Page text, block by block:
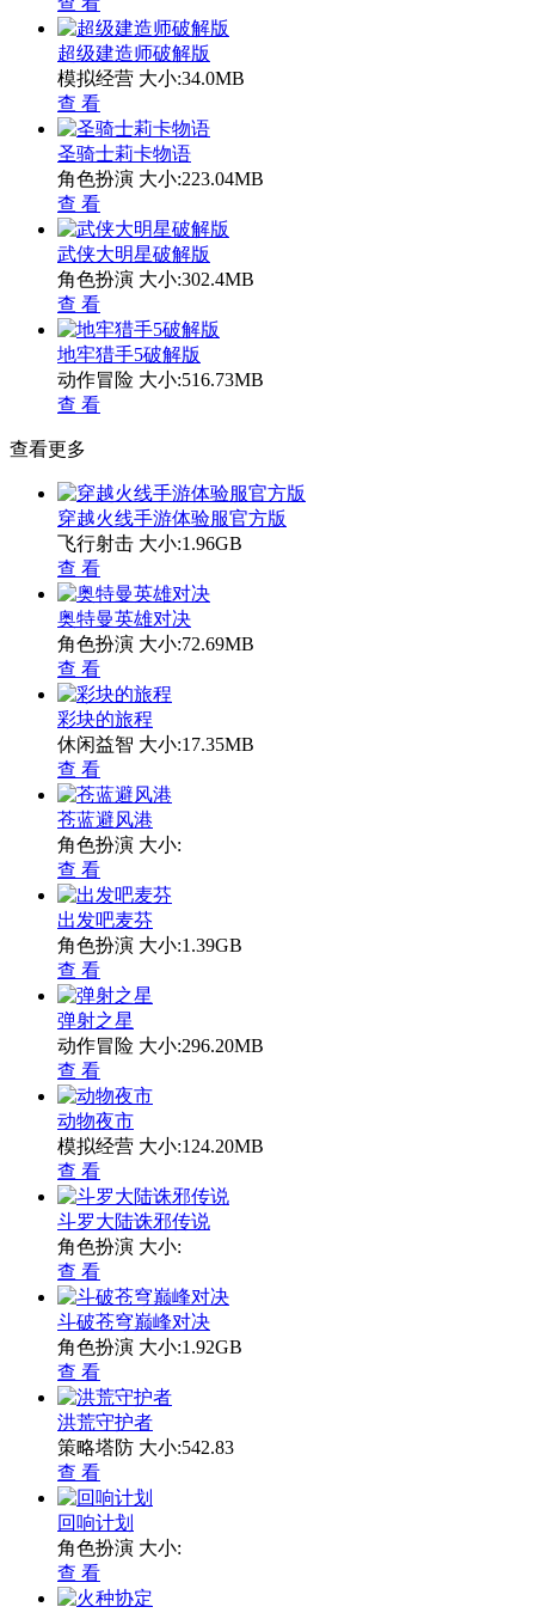
超级建造师破解版
模拟经营 大小:34.0MB
查 看
圣骑士莉卡物语
角色扮演 大小:223.04MB
查 看
武侠大明星破解版
角色扮演 大小:302.4MB
查 看
地牢猎手5破解版
动作冒险 大小:516.73MB
查 看
查看更多
穿越火线手游体验服官方版
飞行射击 大小:1.96GB
查 看
奥特曼英雄对决
角色扮演 大小:72.69MB
查 看
彩块的旅程
休闲益智 大小:17.35MB
查 看
苍蓝避风港
角色扮演 大小:
查 看
出发吧麦芬
角色扮演 大小:1.39GB
查 看
弹射之星
动作冒险 大小:296.20MB
查 看
动物夜市
模拟经营 大小:124.20MB
查 看
斗罗大陆诛邪传说
角色扮演 大小:
查 看
斗破苍穹巅峰对决
角色扮演 大小:1.92GB
查 看
洪荒守护者
策略塔防 大小:542.83
查 看
回响计划
角色扮演 大小:
查 看